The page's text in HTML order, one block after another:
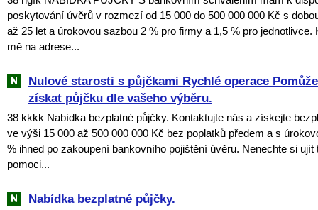
poskytování úvěrů v rozmezí od 15 000 do 500 000 000 Kč s
až 25 let a úrokovou sazbou 2 % pro firmy a 1,5 % pro jednotlivce.
mě na adrese...
Nulové starosti s půjčkami Rychlé operace
získat půjčku dle vašeho výběru.
38 kkkk Nabídka bezplatné půjčky. Kontaktujte nás a získejte
ve výši 15 000 až 500 000 000 Kč bez poplatků předem a s
% ihned po zakoupení bankovního pojištění úvěru. Nenechte si ujít
pomoci...
Nabídka bezplatné půjčky.